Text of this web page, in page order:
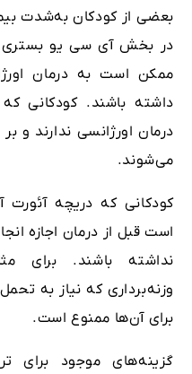
بعضی از کودکان به‌شدت
در بخش آی سی یو
ممکن است به درمان
داشته‌ باشند. کودکانی که
درمان اورژانسی ندارند
می‌شوند.
کودکانی که دریچه
است قبل از درمان اجازه
نداشته ‌باشند. برای
وزنه‌برداری که نیاز به
برای آن‌ها ممنوع است.
گزینه‌های موجود برای